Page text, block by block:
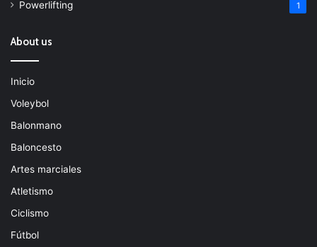
Powerlifting 1
About us
Inicio
Voleybol
Balonmano
Baloncesto
Artes marciales
Atletismo
Ciclismo
Fútbol